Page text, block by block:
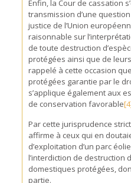
Enfin, la Cour de cassation
transmission d’une
justice de l’Union
raisonnable sur
de toute destruction
protégées ainsi que de
rappelé à cette occasion
protégées garantie par le
s’applique également aux
de conservation favorable
Par cette jurisprudence
affirme à ceux qui en
d’exploitation d’un parc
l’interdiction de destruction
domestiques protégées,
partie.